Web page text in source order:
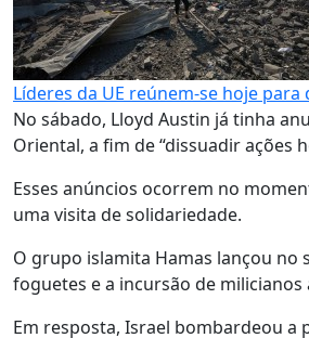
Líderes da UE reúnem-se hoje
No sábado, Lloyd Austin já tinha
Oriental, a fim de “dissuadir ações
Esses anúncios ocorrem no
uma visita de solidariedade.
O grupo islamita Hamas lançou
foguetes e a incursão de
Em resposta, Israel bombardeou a